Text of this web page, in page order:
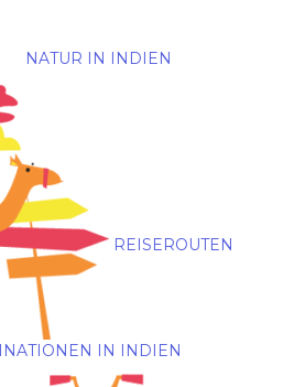
NATUR IN INDIEN
REISEROUTEN
IN INDIEN